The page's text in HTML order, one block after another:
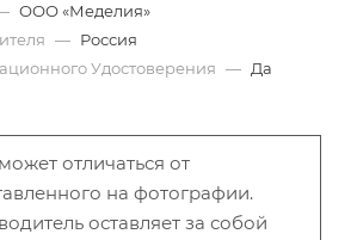
ООО «Меделия»
— Россия
Удостоверения — Да
отличаться от
на фотографии.
оставляет за собой